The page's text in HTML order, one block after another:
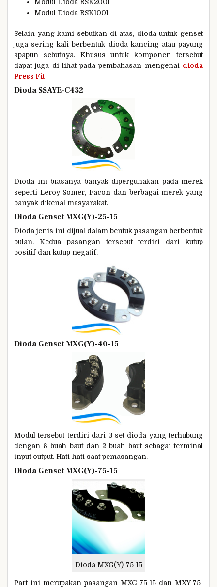
Modul Dioda RSK2001
Modul Dioda RSK1001
Selain yang kami sebutkan di atas, dioda untuk genset
juga sering kali berbentuk dioda kancing atau payung
apapun sebutnya. Khusus untuk komponen tersebut
dapat juga di lihat pada pembahasan mengenai dioda
Press Fit
Dioda SSAYE-C432
Dioda ini biasanya banyak dipergunakan pada merek
seperti Leroy Somer, Facon dan berbagai merek yang
banyak dikenal masyarakat.
Dioda Genset MXG(Y)-25-15
Dioda jenis ini dijual dalam bentuk pasangan berbentuk
bulan. Kedua pasangan tersebut terdiri dari kutup
positif dan kutup negatif.
Dioda Genset MXG(Y)-40-15
Modul tersebut terdiri dari 3 set dioda yang terhubung
dengan 6 buah baut dan 2 buah baut sebagai terminal
input output. Hati-hati saat pemasangan.
Dioda Genset MXG(Y)-75-15
Dioda MXG(Y)-75-15
Part ini merupakan pasangan MXG-75-15 dan MXY-75-